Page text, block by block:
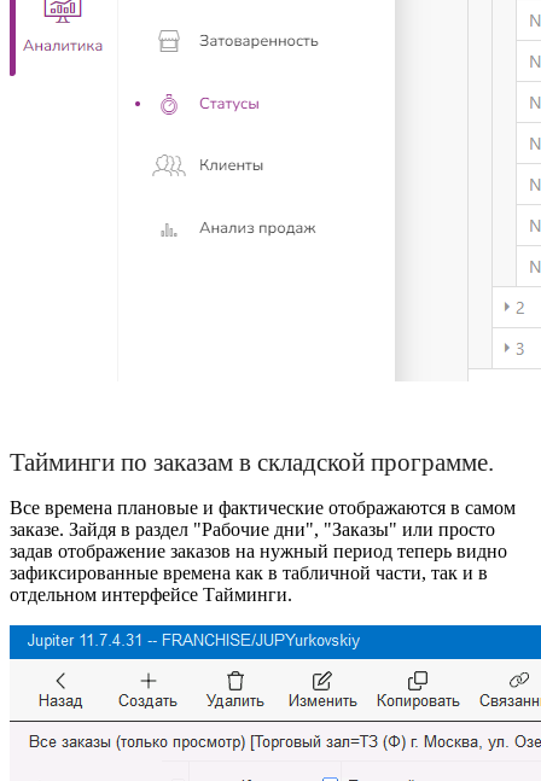
Тайминги по заказам в складской программе.
Все времена плановые и фактические отображаются в самом
заказе. Зайдя в раздел "Рабочие дни", "Заказы" или просто
задав отображение заказов на нужный период теперь видно
зафиксированные времена как в табличной части, так и в
отдельном интерфейсе Тайминги.